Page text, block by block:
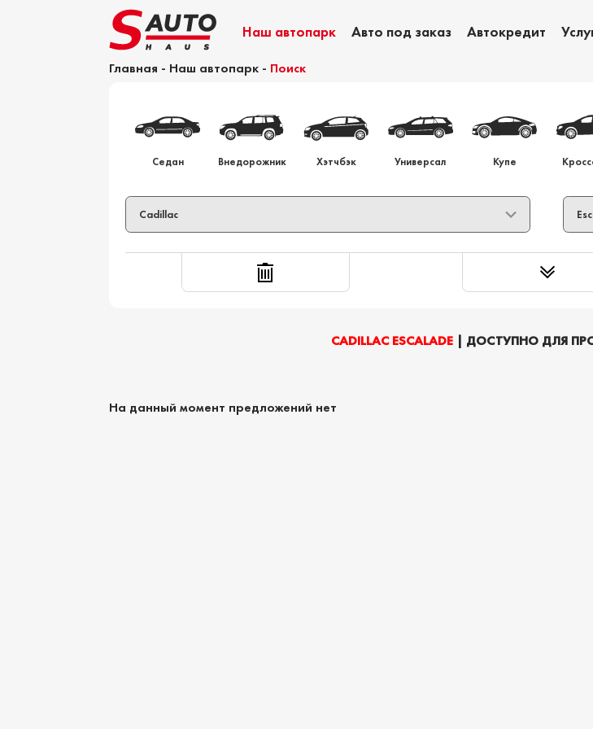
Наш автопарк Авто под заказ Автокредит
Главная - Наш автопарк - Поиск
Калькулятор растаможки Обмен авто
Седан Внедорожник Хэтчбэк Универсал Купе
CADILLAC ESCALADE| ДОСТУПНО ДЛЯ
На данный момент предложений нет